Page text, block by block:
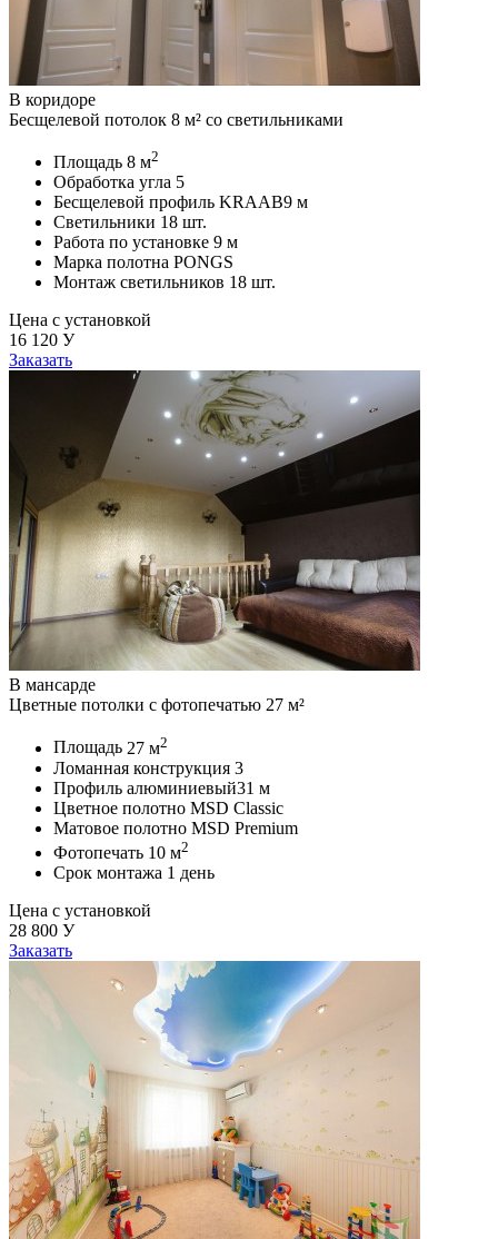
В коридоре
Бесщелевой потолок 8 м² со светильниками
Площадь 8 м2
Обработка угла 5
Бесщелевой профиль KRAAB9 м
Светильники 18 шт.
Работа по установке 9 м
Марка полотна PONGS
Монтаж светильников 18 шт.
Цена с установкой
16 120 У
Заказать
В мансарде
Цветные потолки с фотопечатью 27 м²
Площадь 27 м2
Ломанная конструкция 3
Профиль алюминиевый31 м
Цветное полотно MSD Classic
Матовое полотно MSD Premium
Фотопечать 10 м2
Срок монтажа 1 день
Цена с установкой
28 800 У
Заказать